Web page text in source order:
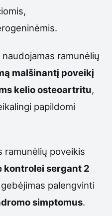
ramunėlių
malšinantį poveikį
kelio osteoartritu,
papildomi
ramunėlių poveikis
kontrolei sergant 2
palengvinti
simptomus.